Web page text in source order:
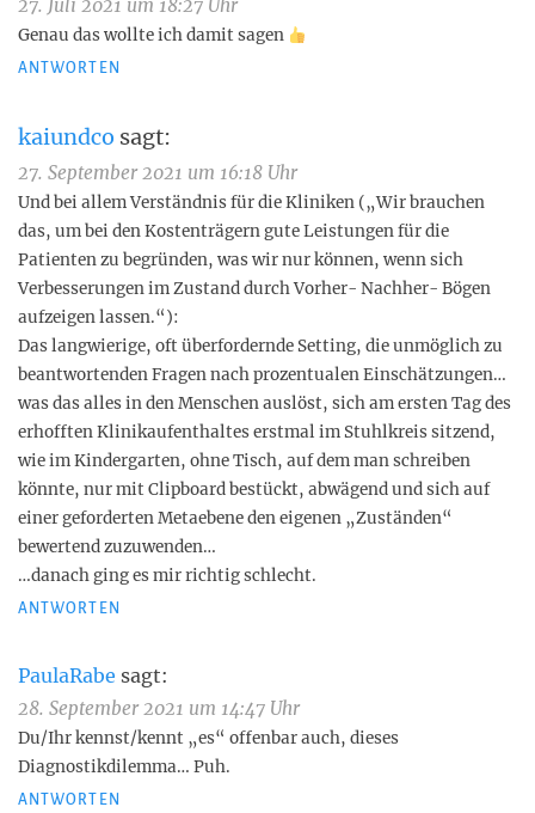
27. Juli 2021 um 18:27 Uhr
Genau das wollte ich damit sagen
ANTWORTEN
kaiundco sagt:
27. September 2021 um 16:18 Uhr
Und bei allem Verständnis für die Kliniken („Wir brauchen
das, um bei den Kostenträgern gute Leistungen für die
Patienten zu begründen, was wir nur können, wenn sich
Verbesserungen im Zustand durch Vorher- Nachher- Bögen
aufzeigen lassen.“):
Das langwierige, oft überfordernde Setting, die unmöglich zu
beantwortenden Fragen nach prozentualen Einschätzungen…
was das alles in den Menschen auslöst, sich am ersten Tag des
erhofften Klinikaufenthaltes erstmal im Stuhlkreis sitzend,
wie im Kindergarten, ohne Tisch, auf dem man schreiben
könnte, nur mit Clipboard bestückt, abwägend und sich auf
einer geforderten Metaebene den eigenen „Zuständen“
bewertend zuzuwenden…
…danach ging es mir richtig schlecht.
ANTWORTEN
PaulaRabe sagt:
28. September 2021 um 14:47 Uhr
Du/Ihr kennst/kennt „es“ offenbar auch, dieses
Diagnostikdilemma… Puh.
ANTWORTEN